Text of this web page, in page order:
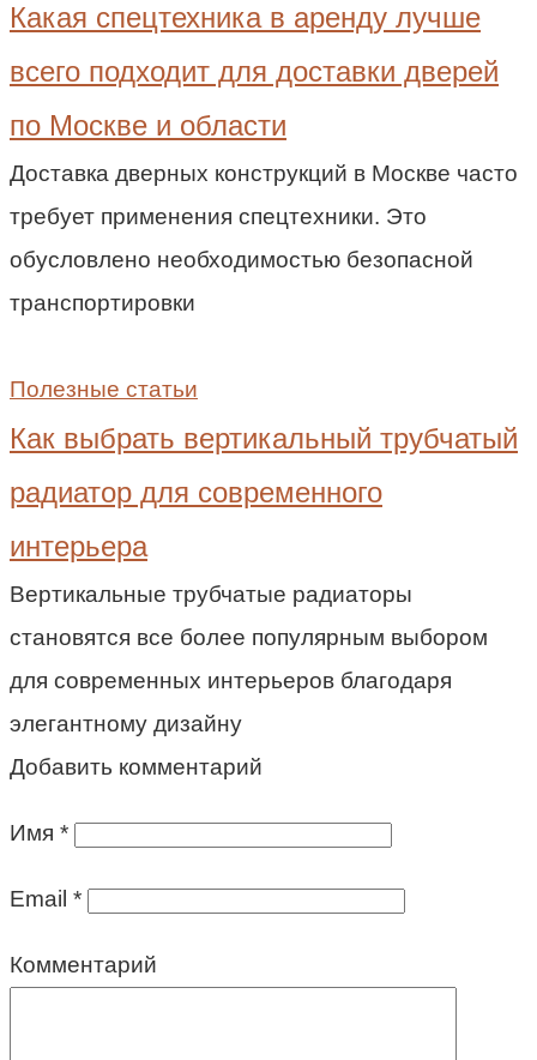
Какая спецтехника в аренду лучше
всего подходит для доставки дверей
по Москве и области
Доставка дверных конструкций в Москве часто
требует применения спецтехники. Это
обусловлено необходимостью безопасной
транспортировки
Полезные статьи
Как выбрать вертикальный трубчатый
радиатор для современного
интерьера
Вертикальные трубчатые радиаторы
становятся все более популярным выбором
для современных интерьеров благодаря
элегантному дизайну
Добавить комментарий
Имя *
Email *
Комментарий